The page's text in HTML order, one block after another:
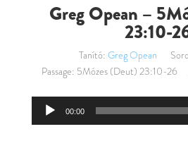
Greg Opean –
23:10-
Tanító: Greg Opean
Passage: 5Mózes (Deut) 23:10-26
Audió
00:00